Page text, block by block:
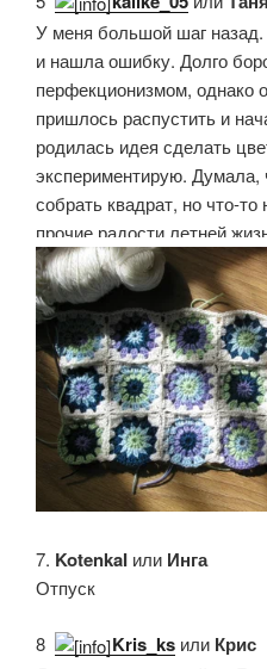
У меня большой шаг
и нашла ошибку. Долго
перфекционизмом, однако
пришлось распустить и
родилась идея сделать
экспериментирую.
собрать квадрат, но что-
прочие радости летней
7. KotenkaI или Инга
Отпуск
8. Kris_ks или Крис